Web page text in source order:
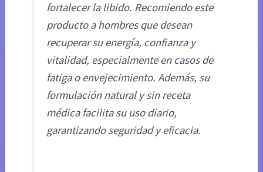
fortalecer la libido. Recomiendo este
producto a hombres que desean
recuperar su energía, confianza y
vitalidad, especialmente en casos de
fatiga o envejecimiento. Además, su
formulación natural y sin receta
médica facilita su uso diario,
garantizando seguridad y eficacia.